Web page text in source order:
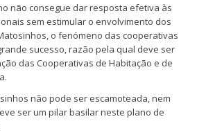
não consegue dar resposta efetiva às
sem estimular o envolvimento dos
o fenómeno das cooperativas
sucesso, razão pela qual deve ser
das Cooperativas de Habitação e de
não pode ser escamoteada, nem
ser um pilar basilar neste plano de